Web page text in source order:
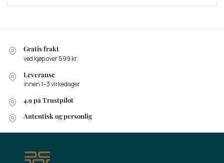
Gratis frakt
ved kjøp over 599 kr.
Leveranse
innen 1–3 virkedager
4.9 på Trustpilot
Autentisk og personlig